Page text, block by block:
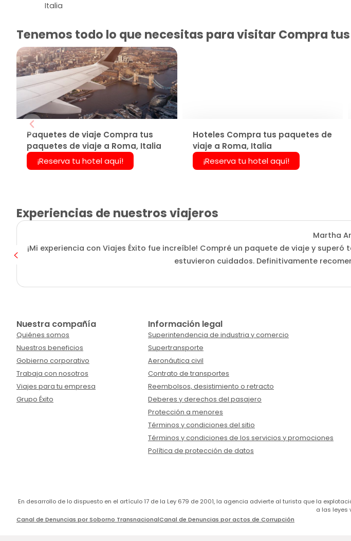
Italia
Tenemos todo lo que necesitas para visitar Compra
Paquetes de viaje Compra tus
paquetes de viaje a Roma, Italia
¡Reserva tu hotel aquí!
Hoteles Compra tus paquetes de
viaje a Roma, Italia
¡Reserva tu hotel aquí!
Experiencias de nuestros viajeros
Martha
¡Mi experiencia con Viajes Éxito fue increíble! Compré un paquete de viaje y
estuvieron cuidados. Definitivamente
Nuestra compañía
Quiénes somos
Nuestros beneficios
Gobierno corporativo
Trabaja con nosotros
Viajes para tu empresa
Grupo Éxito
Información legal
Superintendencia de industria y comercio
Supertransporte
Aeronáutica civil
Contrato de transportes
Reembolsos, desistimiento o retracto
Deberes y derechos del pasajero
Protección a menores
Términos y condiciones del sitio
Términos y condiciones de los servicios y promociones
Política de protección de datos
En desarrollo de lo dispuesto en el artículo 17 de la Ley 679 de 2001, la agencia advierte al turista que la
a las leyes
Canal de Denuncias por Soborno TransnacionalCanal de Denuncias por actos de Corrupción